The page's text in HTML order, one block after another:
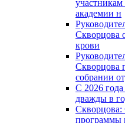
академии н
Скворцова
крови
Скворцова
собрании
С 2026 года
дважды в
программы